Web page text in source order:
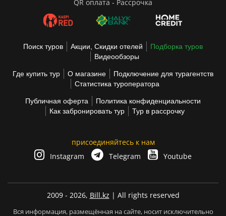
QR оплата - Рассрочка
Поиск туров Акции, Скидки отелей
Подборка туров
Видеообзоры
Где купить тур О магазине
Подключение для турагентств
Статистика туроператора
Публичная оферта
Политика конфиденциальности
Как забронировать тур
Тур в рассрочку
присоединяйтесь к нам
Instagram
Telegram Youtube
2009 - 2026, Bill.kz | All rights reserved
Вся информация, размещённая на сайте, носит исключительно